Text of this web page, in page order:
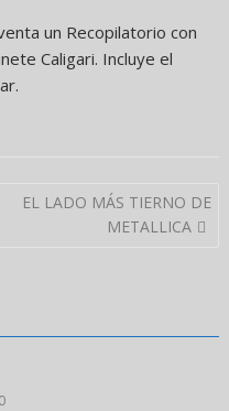
un Recopilatorio con
Caligari. Incluye el
EL LADO MÁS TIERNO DE
METALLICA
0